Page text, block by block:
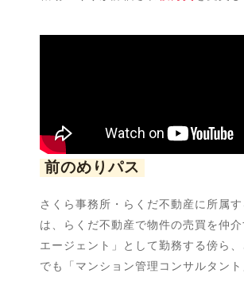
前のめりパス
さくら事務所・らくだ不動産に所属
は、らくだ不動産で物件の売買を仲
エージェント」として勤務する傍ら
でも「マンション管理コンサルタン